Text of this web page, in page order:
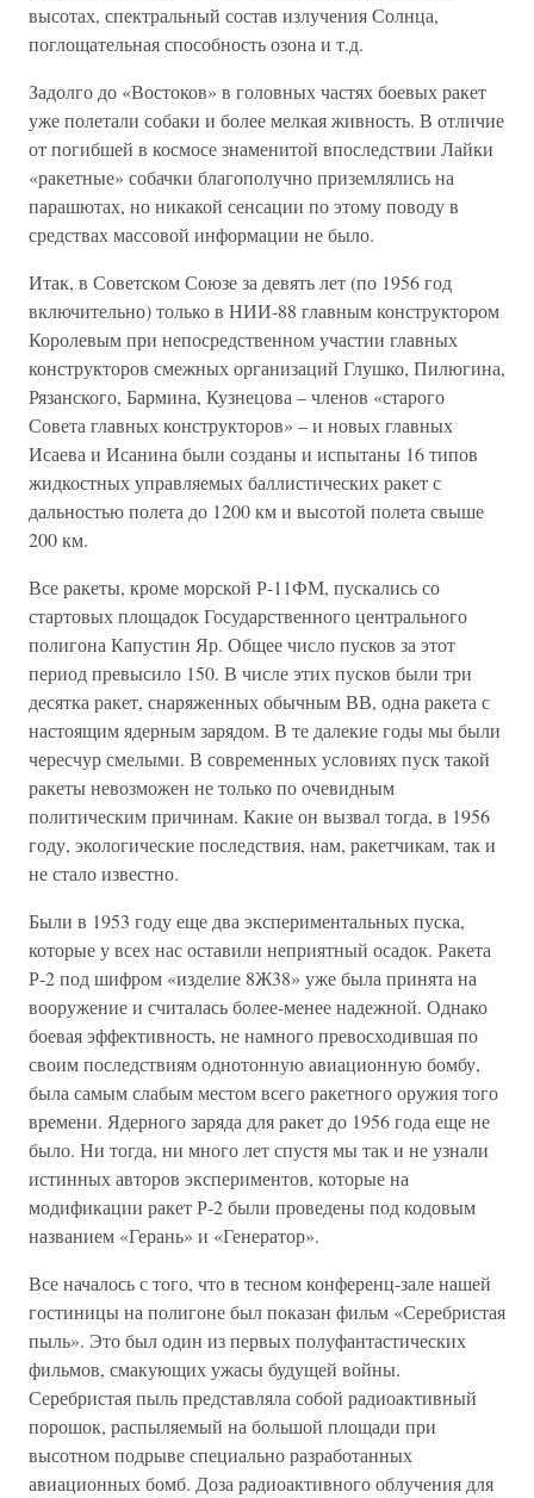
высотах, спектральный состав излучения Солнца,
поглощательная способность озона и т.д.
Задолго до «Востоков» в головных частях боевых ракет
уже полетали собаки и более мелкая живность. В отличие
от погибшей в космосе знаменитой впоследствии Лайки
«ракетные» собачки благополучно приземлялись на
парашютах, но никакой сенсации по этому поводу в
средствах массовой информации не было.
Итак, в Советском Союзе за девять лет (по 1956 год
включительно) только в НИИ-88 главным конструктором
Королевым при непосредственном участии главных
конструкторов смежных организаций Глушко, Пилюгина,
Рязанского, Бармина, Кузнецова – членов «старого
Совета главных конструкторов» – и новых главных
Исаева и Исанина были созданы и испытаны 16 типов
жидкостных управляемых баллистических ракет с
дальностью полета до 1200 км и высотой полета свыше
200 км.
Все ракеты, кроме морской Р-11ФМ, пускались со
стартовых площадок Государственного центрального
полигона Капустин Яр. Общее число пусков за этот
период превысило 150. В числе этих пусков были три
десятка ракет, снаряженных обычным ВВ, одна ракета с
настоящим ядерным зарядом. В те далекие годы мы были
чересчур смелыми. В современных условиях пуск такой
ракеты невозможен не только по очевидным
политическим причинам. Какие он вызвал тогда, в 1956
году, экологические последствия, нам, ракетчикам, так и
не стало известно.
Были в 1953 году еще два экспериментальных пуска,
которые у всех нас оставили неприятный осадок. Ракета
Р-2 под шифром «изделие 8Ж38» уже была принята на
вооружение и считалась более-менее надежной. Однако
боевая эффективность, не намного превосходившая по
своим последствиям однотонную авиационную бомбу,
была самым слабым местом всего ракетного оружия того
времени. Ядерного заряда для ракет до 1956 года еще не
было. Ни тогда, ни много лет спустя мы так и не узнали
истинных авторов экспериментов, которые на
модификации ракет Р-2 были проведены под кодовым
названием «Герань» и «Генератор».
Все началось с того, что в тесном конференц-зале нашей
гостиницы на полигоне был показан фильм «Серебристая
пыль». Это был один из первых полуфантастических
фильмов, смакующих ужасы будущей войны.
Серебристая пыль представляла собой радиоактивный
порошок, распыляемый на большой площади при
высотном подрыве специально разработанных
авиационных бомб. Доза радиоактивного облучения для